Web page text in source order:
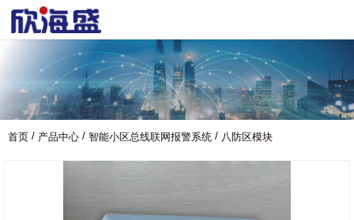
首页 / 产品中心 / 智能小区总线联网报警系统 / 八防区模块